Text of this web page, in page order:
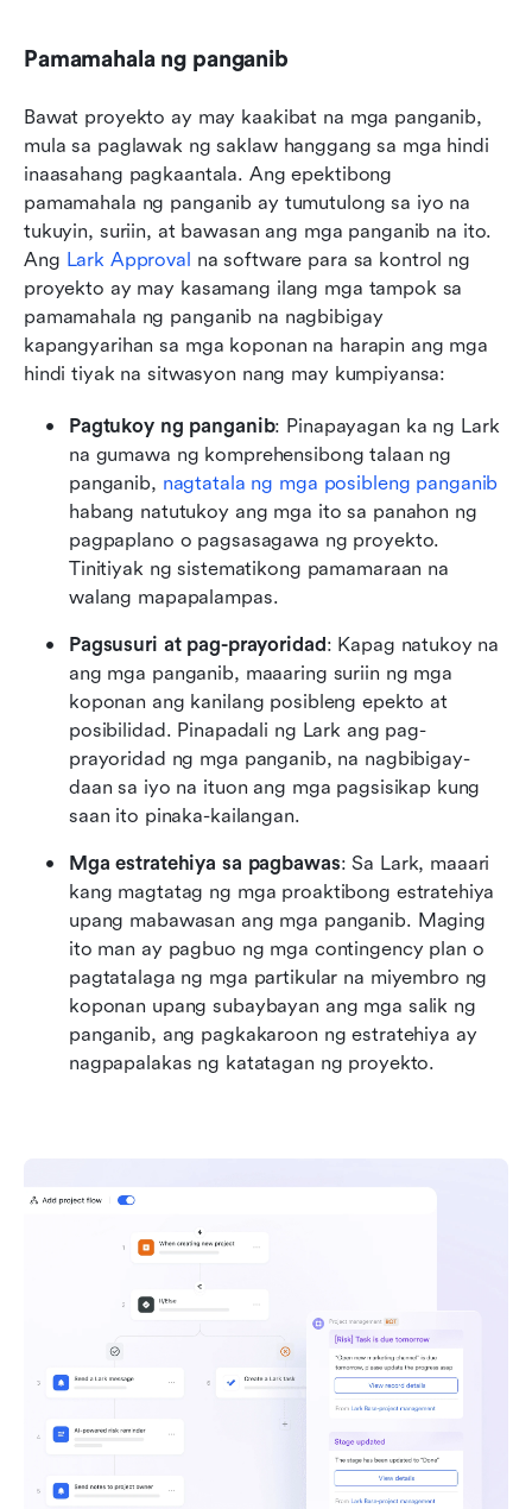
Pamamahala ng panganib
Bawat proyekto ay may kaakibat na mga panganib,
mula sa paglawak ng saklaw hanggang sa mga hindi
inaasahang pagkaantala. Ang epektibong
pamamahala ng panganib ay tumutulong sa iyo na
tukuyin, suriin, at bawasan ang mga panganib na ito.
Ang Lark Approval na software para sa kontrol ng
proyekto ay may kasamang ilang mga tampok sa
pamamahala ng panganib na nagbibigay
kapangyarihan sa mga koponan na harapin ang mga
hindi tiyak na sitwasyon nang may kumpiyansa:
Pagtukoy ng panganib: Pinapayagan ka ng Lark
na gumawa ng komprehensibong talaan ng
panganib, nagtatala ng mga posibleng panganib
habang natutukoy ang mga ito sa panahon ng
pagpaplano o pagsasagawa ng proyekto.
Tinitiyak ng sistematikong pamamaraan na
walang mapapalampas.
Pagsusuri at pag-prayoridad: Kapag natukoy na
ang mga panganib, maaaring suriin ng mga
koponan ang kanilang posibleng epekto at
posibilidad. Pinapadali ng Lark ang pag-
prayoridad ng mga panganib, na nagbibigay-
daan sa iyo na ituon ang mga pagsisikap kung
saan ito pinaka-kailangan.
Mga estratehiya sa pagbawas: Sa Lark, maaari
kang magtatag ng mga proaktibong estratehiya
upang mabawasan ang mga panganib. Maging
ito man ay pagbuo ng mga contingency plan o
pagtatalaga ng mga partikular na miyembro ng
koponan upang subaybayan ang mga salik ng
panganib, ang pagkakaroon ng estratehiya ay
nagpapalakas ng katatagan ng proyekto.